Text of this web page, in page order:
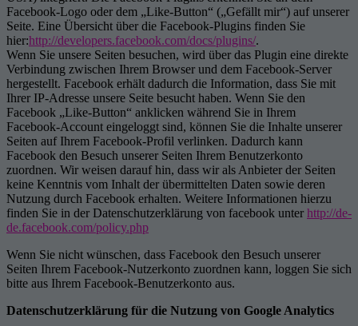
Facebook-Logo oder dem „Like-Button“ („Gefällt mir“) auf unserer
Seite. Eine Übersicht über die Facebook-Plugins finden Sie
hier:http://developers.facebook.com/docs/plugins/.
Wenn Sie unsere Seiten besuchen, wird über das Plugin eine direkte
Verbindung zwischen Ihrem Browser und dem Facebook-Server
hergestellt. Facebook erhält dadurch die Information, dass Sie mit
Ihrer IP-Adresse unsere Seite besucht haben. Wenn Sie den
Facebook „Like-Button“ anklicken während Sie in Ihrem
Facebook-Account eingeloggt sind, können Sie die Inhalte unserer
Seiten auf Ihrem Facebook-Profil verlinken. Dadurch kann
Facebook den Besuch unserer Seiten Ihrem Benutzerkonto
zuordnen. Wir weisen darauf hin, dass wir als Anbieter der Seiten
keine Kenntnis vom Inhalt der übermittelten Daten sowie deren
Nutzung durch Facebook erhalten. Weitere Informationen hierzu
finden Sie in der Datenschutzerklärung von facebook unter http://de-
de.facebook.com/policy.php
Wenn Sie nicht wünschen, dass Facebook den Besuch unserer
Seiten Ihrem Facebook-Nutzerkonto zuordnen kann, loggen Sie sich
bitte aus Ihrem Facebook-Benutzerkonto aus.
Datenschutzerklärung für die Nutzung von Google Analytics